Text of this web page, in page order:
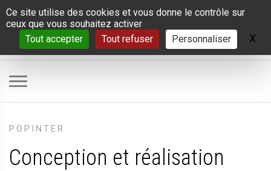
Panneau de gestion des cookies
Ce site utilise des cookies et vous donne le contrôle sur
ceux que vous souhaitez activer
Tout accepter
Tout refuser Personnaliser X
POPINTER
Conception et réalisation